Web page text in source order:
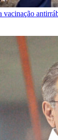
vacinação